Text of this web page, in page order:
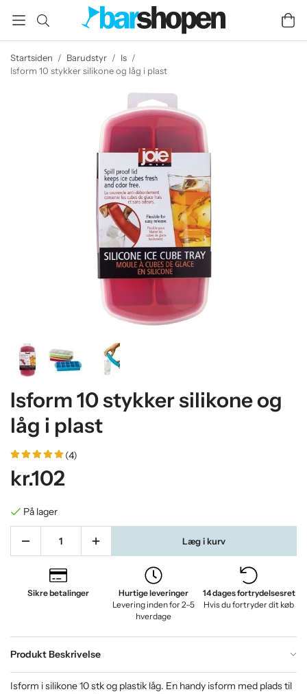
Startsiden / Barudstyr / Is /
Isform 10 stykker silikone og låg i plast
Isform 10 stykker silikone og
låg i plast
(4)
kr.102
På lager
Læg i kurv
Sikre betalinger
Hurtige leveringer
Levering inden for 2–5
hverdage
14 dages fortrydelsesret
Hvis du fortryder dit køb
Produkt Beskrivelse
Isform i silikone 10 stk og plastik låg. En handy isform med plads til